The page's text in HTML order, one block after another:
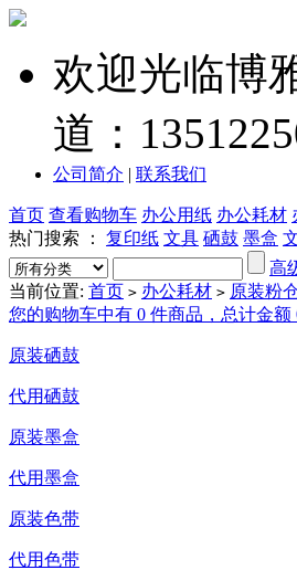
欢迎光临博
道：
公司简介 | 联系我们
首页 查看购物车 办公用纸 办公耗材
热门搜索 ： 复印纸 文具 硒鼓 墨盒
高
当前位置: 首页 > 办公耗材 > 原装粉
您的购物车中有 0 件商品，总计金额
原装硒鼓
代用硒鼓
原装墨盒
代用墨盒
原装色带
代用色带